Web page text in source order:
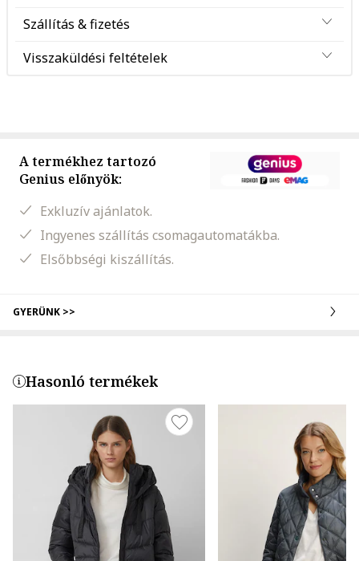
Szállítás & fizetés
Visszaküldési feltételek
A termékhez tartozó
Genius előnyök:
Exkluzív ajánlatok.
Ingyenes szállítás csomagautomatákba.
Elsőbbségi kiszállítás.
GYERÜNK >>
Hasonló termékek